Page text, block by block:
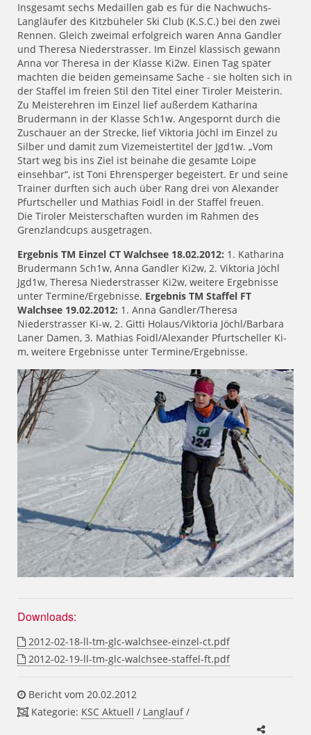
Insgesamt sechs Medaillen gab es für die Nachwuchs-
Langläufer des Kitzbüheler Ski Club (K.S.C.) bei den zwei
Rennen. Gleich zweimal erfolgreich waren Anna Gandler
und Theresa Niederstrasser. Im Einzel klassisch gewann
Anna vor Theresa in der Klasse Ki2w. Einen Tag später
machten die beiden gemeinsame Sache - sie holten sich in
der Staffel im freien Stil den Titel einer Tiroler Meisterin.
Zu Meisterehren im Einzel lief außerdem Katharina
Brudermann in der Klasse Sch1w. Angespornt durch die
Zuschauer an der Strecke, lief Viktoria Jöchl im Einzel zu
Silber und damit zum Vizemeistertitel der Jgd1w. „Vom
Start weg bis ins Ziel ist beinahe die gesamte Loipe
einsehbar“, ist Toni Ehrensperger begeistert. Er und seine
Trainer durften sich auch über Rang drei von Alexander
Pfurtscheller und Mathias Foidl in der Staffel freuen.
Die Tiroler Meisterschaften wurden im Rahmen des
Grenzlandcups ausgetragen.
Ergebnis TM Einzel CT Walchsee 18.02.2012: 1. Katharina
Brudermann Sch1w, Anna Gandler Ki2w, 2. Viktoria Jöchl
Jgd1w, Theresa Niederstrasser Ki2w, weitere Ergebnisse
unter Termine/Ergebnisse. Ergebnis TM Staffel FT
Walchsee 19.02.2012: 1. Anna Gandler/Theresa
Niederstrasser Ki-w, 2. Gitti Holaus/Viktoria Jöchl/Barbara
Laner Damen, 3. Mathias Foidl/Alexander Pfurtscheller Ki-
m, weitere Ergebnisse unter Termine/Ergebnisse.
Downloads:
2012-02-18-ll-tm-glc-walchsee-einzel-ct.pdf
2012-02-19-ll-tm-glc-walchsee-staffel-ft.pdf
Bericht vom 20.02.2012
Kategorie: KSC Aktuell / Langlauf/